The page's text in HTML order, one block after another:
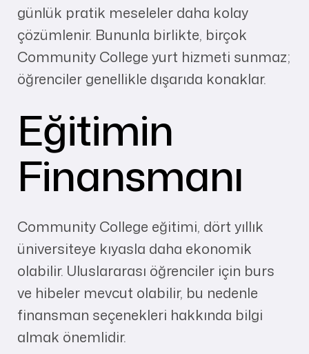
günlük pratik meseleler daha kolay
çözümlenir. Bununla birlikte, birçok
Community College yurt hizmeti sunmaz;
öğrenciler genellikle dışarıda konaklar.
Eğitimin
Finansmanı
Community College eğitimi, dört yıllık
üniversiteye kıyasla daha ekonomik
olabilir. Uluslararası öğrenciler için burs
ve hibeler mevcut olabilir, bu nedenle
finansman seçenekleri hakkında bilgi
almak önemlidir.